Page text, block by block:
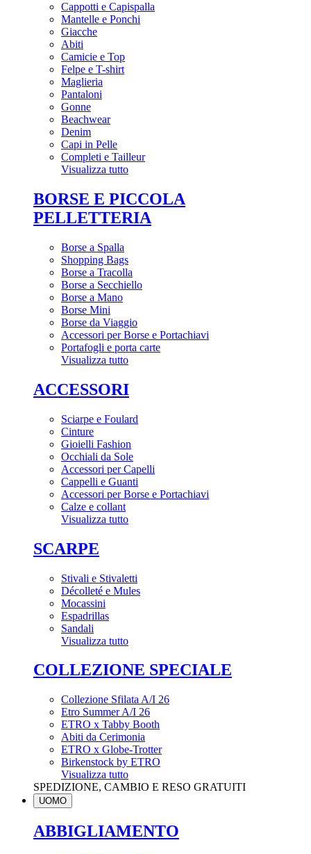
Cappotti e Capispalla
Mantelle e Ponchi
Giacche
Abiti
Camicie e Top
Felpe e T-shirt
Maglieria
Pantaloni
Gonne
Beachwear
Denim
Capi in Pelle
Completi e Tailleur
Visualizza tutto
BORSE E PICCOLA
PELLETTERIA
Borse a Spalla
Shopping Bags
Borse a Tracolla
Borse a Secchiello
Borse a Mano
Borse Mini
Borse da Viaggio
Accessori per Borse e Portachiavi
Portafogli e porta carte
Visualizza tutto
ACCESSORI
Sciarpe e Foulard
Cinture
Gioielli Fashion
Occhiali da Sole
Accessori per Capelli
Cappelli e Guanti
Accessori per Borse e Portachiavi
Calze e collant
Visualizza tutto
SCARPE
Stivali e Stivaletti
Décolleté e Mules
Mocassini
Espadrillas
Sandali
Visualizza tutto
COLLEZIONE SPECIALE
Collezione Sfilata A/I 26
Etro Summer A/I 26
ETRO x Tabby Booth
Abiti da Cerimonia
ETRO x Globe-Trotter
Birkenstock by ETRO
Visualizza tutto
SPEDIZIONE, CAMBIO E RESO GRATUITI
UOMO
ABBIGLIAMENTO